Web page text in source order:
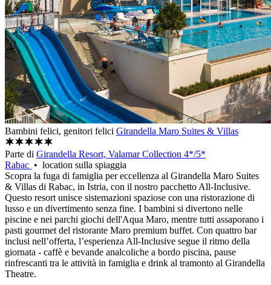
Bambini felici, genitori felici Girandella Maro Suites & Villas
Parte di Girandella Resort, Valamar Collection 4*/5*
Rabac • location sulla spiaggia
Scopra la fuga di famiglia per eccellenza al Girandella Maro Suites
& Villas di Rabac, in Istria, con il nostro pacchetto All-Inclusive.
Questo resort unisce sistemazioni spaziose con una ristorazione di
lusso e un divertimento senza fine. I bambini si divertono nelle
piscine e nei parchi giochi dell'Aqua Maro, mentre tutti assaporano i
pasti gourmet del ristorante Maro premium buffet. Con quattro bar
inclusi nell’offerta, l’esperienza All-Inclusive segue il ritmo della
giornata - caffè e bevande analcoliche a bordo piscina, pause
rinfrescanti tra le attività in famiglia e drink al tramonto al Girandella
Theatre.